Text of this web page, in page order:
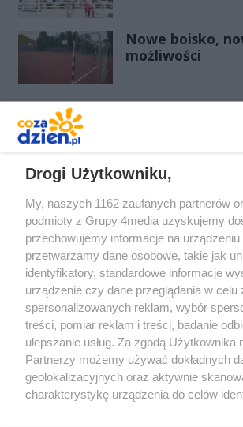
Nowe boisko,
możliwości
Redakcja Reklama Prywatność
the:protocol
Drogi Użytkowniku,
My, naszych 1162 zaufanych partnerów
podmioty z Grupy 4media uzyskujemy
przechowujemy informacje na urządzeniu
przetwarzamy dane osobowe, takie jak
identyfikatory, standardowe informacje
urządzenie czy dane przeglądania w celu
spersonalizowanych reklam, wybór
treści, pomiar reklam i treści, badanie
ulepszanie usług. Za zgodą Użytkownika
Partnerzy możemy używać dokładnych
geolokalizacyjnych oraz aktywnie
charakterystykę urządzenia do celów